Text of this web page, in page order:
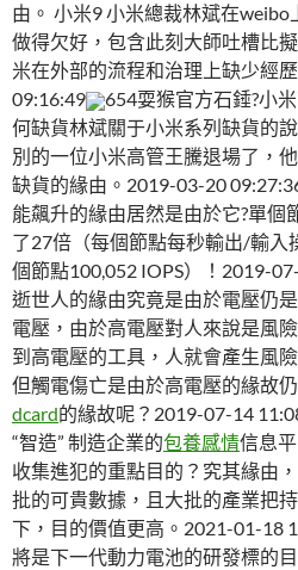
由。 小米9 小米總裁林斌在
做得欠好，包含此刻大師吐槽比
米在外部的流程和治理上缺少經
09:16:49
654耍猴官方石錘?小
何缺貨林斌關于小米系列缺貨的
別的一位小米高管王騰退場了，
缺貨的緣由。2019-03-20
能飆升的緣由居然是由於它?單個
了27倍（每個節點每秒輸出/輸入
個節點100,052 IOPS）！2019-
逝世人的緣由究竟是由於電壓仍
電壓，由於高電壓對人來說是風
到高電壓的工具，人就會產生風
但觸電傷亡是由於高電壓的緣故仍
dcard的緣故呢？2019-07-14
“智造” 制造企業的包養感情信息
收集進犯的重點目的？究其緣由
批的可貴數據，且大批的產業把
下，目的價值更高。2021-01-18
將是下一代動力電池的研發標的